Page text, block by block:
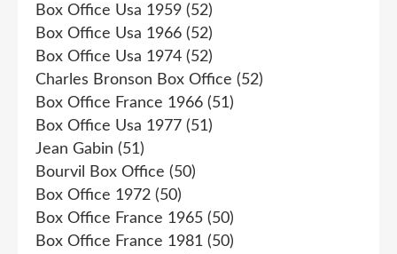
Box Office Usa 1959 (52)
Box Office Usa 1966 (52)
Box Office Usa 1974 (52)
Charles Bronson Box Office (52)
Box Office France 1966 (51)
Box Office Usa 1977 (51)
Jean Gabin (51)
Bourvil Box Office (50)
Box Office 1972 (50)
Box Office France 1965 (50)
Box Office France 1981 (50)